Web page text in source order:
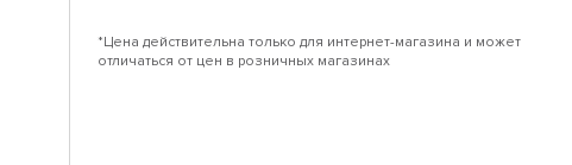
*Цена действительна только для интернет-магазина и может
отличаться от цен в розничных магазинах